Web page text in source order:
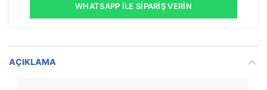
WHATSAPP İLE SIPARIŞ VERIN
AÇIKLAMA